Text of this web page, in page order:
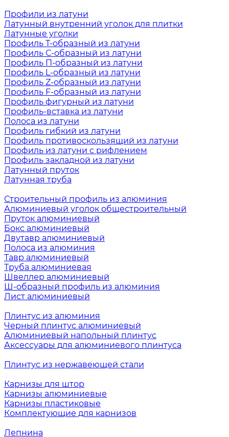
Профили из латуни
Латунный внутренний уголок для плитки
Латунные уголки
Профиль Т-образный из латуни
Профиль С-образный из латуни
Профиль П-образный из латуни
Профиль L-образный из латуни
Профиль Z-образный из латуни
Профиль F-образный из латуни
Профиль фигурный из латуни
Профиль-вставка из латуни
Полоса из латуни
Профиль гибкий из латуни
Профиль противоскользящий из латуни
Профиль из латуни с рифлением
Профиль закладной из латуни
Латунный пруток
Латунная труба
Строительный профиль из алюминия
Алюминиевый уголок общестроительный
Пруток алюминиевый
Бокс алюминиевый
Двутавр алюминиевый
Полоса из алюминия
Тавр алюминиевый
Труба алюминиевая
Швеллер алюминиевый
Ш-образный профиль из алюминия
Лист алюминиевый
Плинтус из алюминия
Черный плинтус алюминиевый
Алюминиевый напольный плинтус
Аксессуары для алюминиевого плинтуса
Плинтус из нержавеющей стали
Карнизы для штор
Карнизы алюминиевые
Карнизы пластиковые
Комплектующие для карнизов
Лепнина